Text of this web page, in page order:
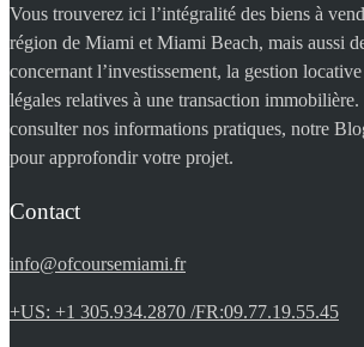
Vous trouverez ici l’intégralité des biens à
région de Miami et Miami Beach, mais aussi
concernant l’investissement, la gestion
légales relatives à une transaction immobilière.
consulter nos informations pratiques, notre
pour approfondir votre projet.
Contact
info@ofcoursemiami.fr
+US: +1 305.934.2870 /FR:09.77.19.55.45